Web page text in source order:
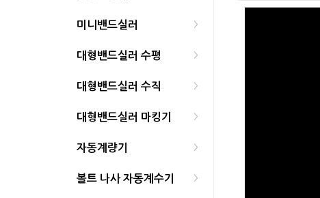
미니밴드실러 >
대형밴드실러 수평 >
대형밴드실러 수직 >
대형밴드실러 마킹기 >
자동계량기 >
볼트 나사 자동계수기 >